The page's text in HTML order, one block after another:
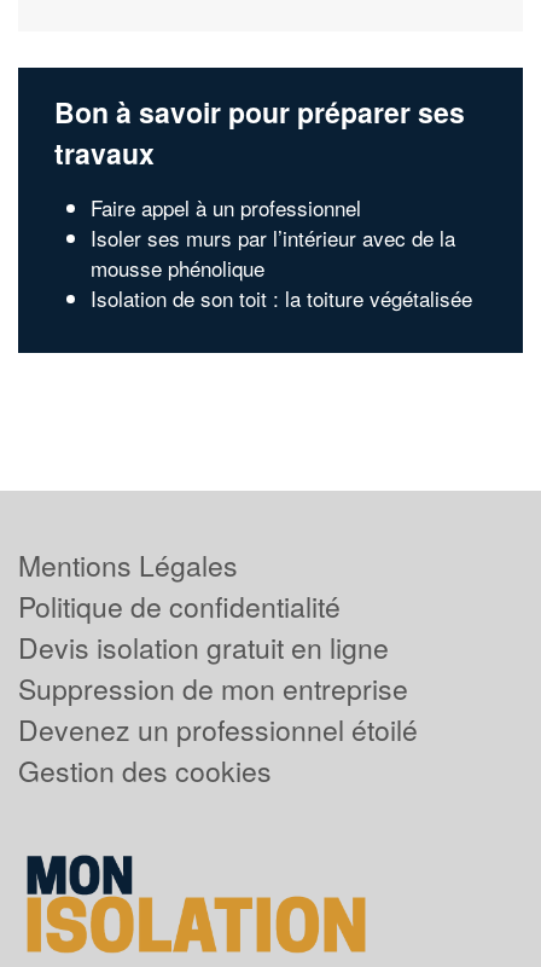
Bon à savoir pour préparer ses
travaux
Faire appel à un professionnel
Isoler ses murs par l’intérieur avec de la
mousse phénolique
Isolation de son toit : la toiture végétalisée
Mentions Légales
Politique de confidentialité
Devis isolation gratuit en ligne
Suppression de mon entreprise
Devenez un professionnel étoilé
Gestion des cookies